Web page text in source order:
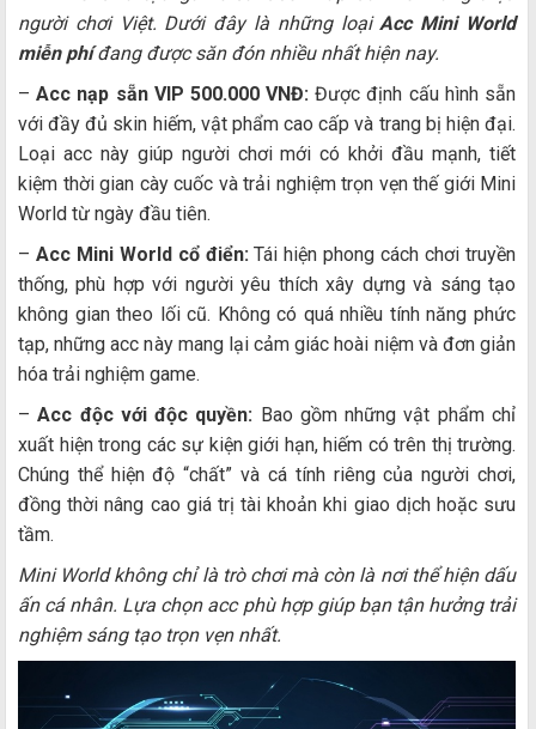
người chơi Việt. Dưới đây là những loạiAcc Mini World
miễn phíđang được săn đón nhiều nhất hiện nay.
–Acc nạp sẵn VIP 500.000 VNĐ: Được định cấu hình sẵn
với đầy đủ skin hiếm, vật phẩm cao cấp và trang bị hiện đại.
Loại acc này giúp người chơi mới có khởi đầu mạnh, tiết
kiệm thời gian cày cuốc và trải nghiệm trọn vẹn thế giới Mini
World từ ngày đầu tiên.
– Acc Mini World cổ điển: Tái hiện phong cách chơi truyền
thống, phù hợp với người yêu thích xây dựng và sáng tạo
không gian theo lối cũ. Không có quá nhiều tính năng phức
tạp, những acc này mang lại cảm giác hoài niệm và đơn giản
hóa trải nghiệm game.
–Acc độc với độc quyền: Bao gồm những vật phẩm chỉ
xuất hiện trong các sự kiện giới hạn, hiếm có trên thị trường.
Chúng thể hiện độ “chất” và cá tính riêng của người chơi,
đồng thời nâng cao giá trị tài khoản khi giao dịch hoặc sưu
tầm.
Mini World không chỉ là trò chơi mà còn là nơi thể hiện dấu
ấn cá nhân. Lựa chọn acc phù hợp giúp bạn tận hưởng trải
nghiệm sáng tạo trọn vẹn nhất.